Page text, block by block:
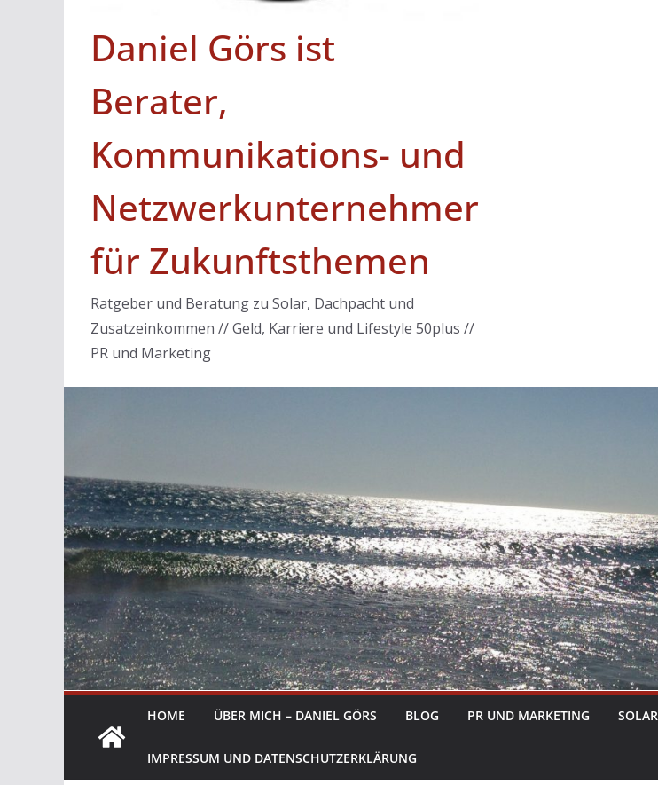
Daniel Görs ist
Berater,
Kommunikations- und
Netzwerkunternehmer
für Zukunftsthemen
Ratgeber und Beratung zu Solar, Dachpacht und
Zusatzeinkommen // Geld, Karriere und Lifestyle 50plus //
PR und Marketing
HOME ÜBER MICH – DANIEL GÖRS BLOG PR UND MARKETING SOLAR
IMPRESSUM UND DATENSCHUTZERKLÄRUNG